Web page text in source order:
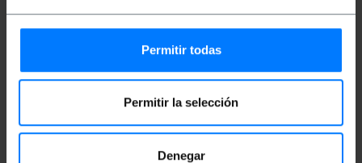
Permitir todas
Permitir la selección
Denegar
OS2 LC/UPC vers
SC/UPC de 5 m
4,12€VAT inc.
PVD
FAITES-MOI SAVOIR
QUAND IL Y A DU
STOCK